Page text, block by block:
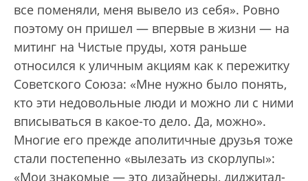
все поменяли, меня вывело из себя». Ровно
поэтому он пришел — впервые в жизни — на
митинг на Чистые пруды, хотя раньше
относился к уличным акциям как к пережитку
Советского Союза: «Мне нужно было понять,
кто эти недовольные люди и можно ли с ними
вписываться в какое-то дело. Да, можно».
Многие его прежде аполитичные друзья тоже
стали постепенно «вылезать из скорлупы»:
«Мои знакомые — это дизайнеры, диджитал-